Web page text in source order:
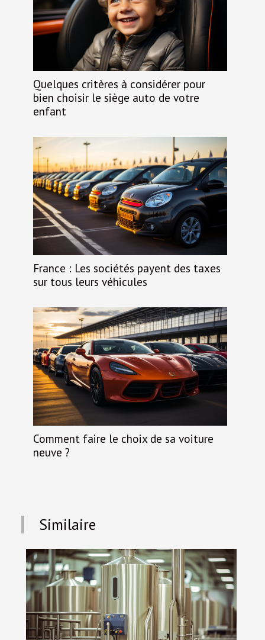
Quelques critères à considérer pour
bien choisir le siège auto de votre
enfant
France : Les sociétés payent des taxes
sur tous leurs véhicules
Comment faire le choix de sa voiture
neuve ?
Similaire